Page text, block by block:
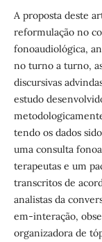
A proposta deste
reformulação no
fonoaudiológica,
no turno a turno,
discursivas
estudo
tendo os dados
uma consulta
terapeutas e um
transcritos de
analistas da
em-interação,
organizadora de